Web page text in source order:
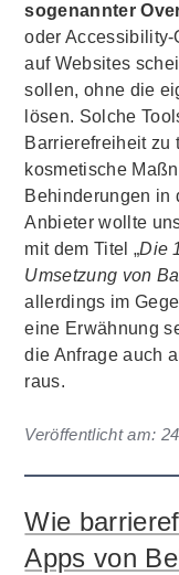
sogenannter
oder
auf Websites
sollen, ohne die
lösen. Solche
Barrierefreiheit zu
kosmetische
Behinderungen in
Anbieter wollte
mit dem Titel „Die
Umsetzung von
allerdings im
eine Erwähnung
die Anfrage auch
raus.
Veröffentlicht am:
Wie
Apps von